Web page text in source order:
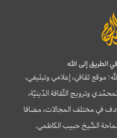
الطريق إلى الله
موقع ثقافي، إعلامي وتبليغي،
وترويج الثّقافة الدّينيّة،
في مختلف المجالات، مضافا
الشّيخ حبيب الكاظمي.